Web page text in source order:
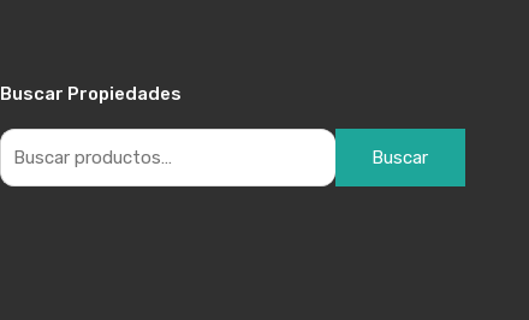
Buscar Propiedades
Buscar